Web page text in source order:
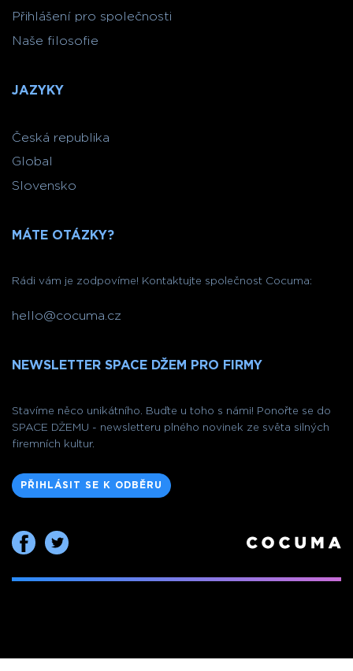
Přihlášení pro společnosti
Naše filosofie
JAZYKY
Česká republika
Global
Slovensko
MÁTE OTÁZKY?
Rádi vám je zodpovíme! Kontaktujte společnost Cocuma:
hello@cocuma.cz
NEWSLETTER SPACE DŽEM PRO FIRMY
Stavíme něco unikátního. Buďte u toho s námi! Ponořte se do
SPACE DŽEMU - newsletteru plného novinek ze světa silných
firemních kultur.
PŘIHLÁSIT SE K ODBĚRU